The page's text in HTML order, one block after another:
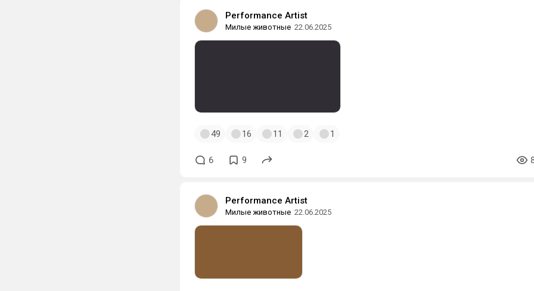
Performance Аrtist
Милые животные 22.06.2025
49 16 11 2 1
6 9
Performance Аrtist
Милые животные 22.06.2025